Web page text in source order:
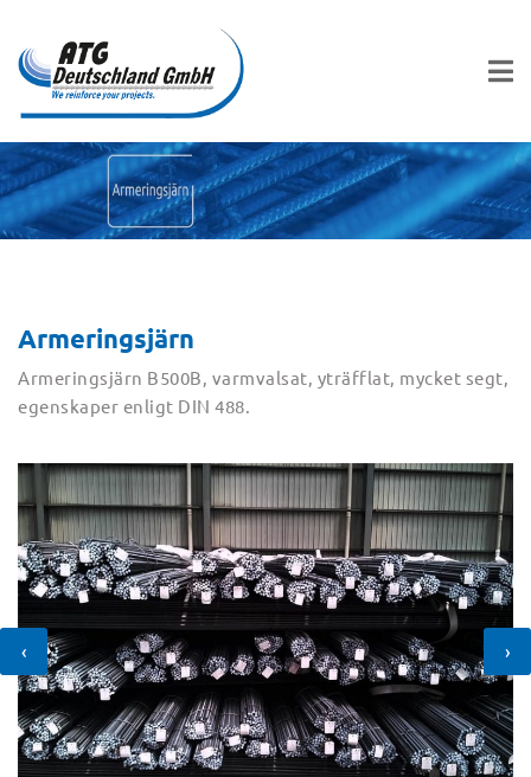
Armeringsjärn
Armeringsjärn B500B, varmvalsat, yträfflat, mycket segt,
egenskaper enligt DIN 488.
‹ ›